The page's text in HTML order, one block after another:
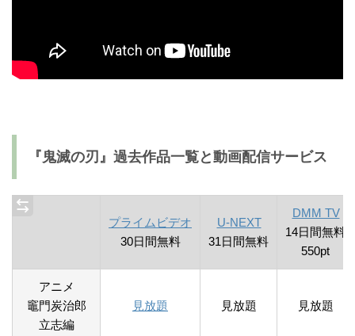
『鬼滅の刃』過去作品一覧と動画配信サービス
プライムビデオ
30日間無料
U-NEXT
31日間無料
DMM TV
14日間無料
550pt
アニメ
竈門炭治郎
立志編
見放題 見放題 見放題